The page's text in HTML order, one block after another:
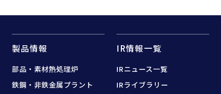
製品情報
部品・素材熱処理炉
鉄鋼・非鉄金属プラント
IR情報一覧
IRニュース一覧
IRライブラリー